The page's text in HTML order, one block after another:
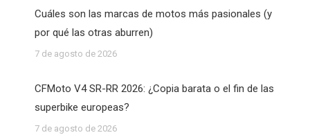
Cuáles son las marcas de motos más pasionales (y
por qué las otras aburren)
7 de agosto de 2026
CFMoto V4 SR-RR 2026: ¿Copia barata o el fin de las
superbike europeas?
7 de agosto de 2026